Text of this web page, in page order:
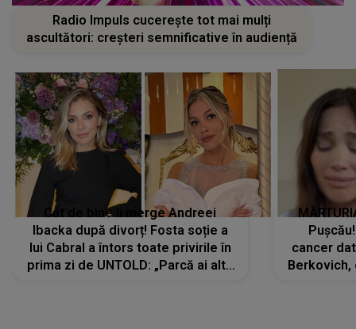
Radio Impuls cucerește tot mai mulți
ascultători: creșteri semnificative în audiență
Cât de bine îi merge Andreei
Ibacka după divorț! Fosta soție a
lui Cabral a întors toate privirile în
prima zi de UNTOLD: „Parcă ai altă
cancer
Berkovich,